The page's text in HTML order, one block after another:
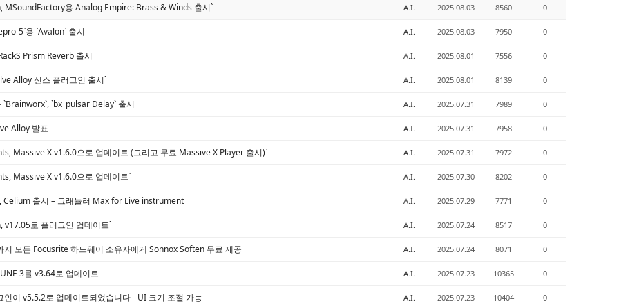
MSoundFactory용 Analog Empire: Brass & Winds 출시` A.I. 2025.08.03 8560 0
5`용 `Avalon` 출시 A.I. 2025.08.03 7950 0
Prism Reverb 출시 A.I. 2025.08.01 7556 0
Alloy 신스 플러그인 출시` A.I. 2025.08.01 8139 0
`bx_pulsar Delay` 출시 A.I. 2025.07.31 7989 0
Alloy 발표 A.I. 2025.07.31 7958 0
Massive X v1.6.0으로 업데이트 (그리고 무료 Massive X Player 출시)` A.I. 2025.07.31 7972 0
Massive X v1.6.0으로 업데이트` A.I. 2025.07.30 8202 0
Celium 출시 – 그래뉼러 Max for Live instrument A.I. 2025.07.29 7771 0
로 플러그인 업데이트` A.I. 2025.07.24 8517 0
모든 Focusrite 하드웨어 소유자에게 Sonnox Soften 무료 제공 A.I. 2025.07.24 8071 0
3를 v3.64로 업데이트 A.I. 2025.07.23 10365 0
인이 v5.5.2로 업데이트되었습니다 - UI 크기 조절 가능 A.I. 2025.07.23 10404 0